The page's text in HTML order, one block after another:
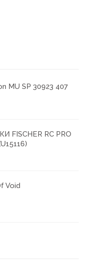
MU SP 30923 407
RC PRO
Void